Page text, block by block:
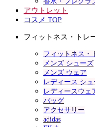
アウトレット
コスメ TOP
フィットネス・トレ
フィットネス・
メンズ シューズ
メンズ ウェア
レディース シ
レディースウェ
バッグ
アクセサリー
adidas